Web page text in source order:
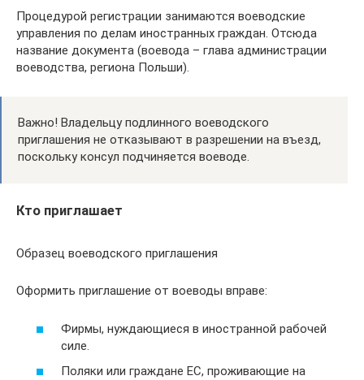
Процедурой регистрации занимаются воеводские
управления по делам иностранных граждан. Отсюда
название документа (воевода – глава администрации
воеводства, региона Польши).
Важно! Владельцу подлинного воеводского
приглашения не отказывают в разрешении на въезд,
поскольку консул подчиняется воеводе.
Кто приглашает
Образец воеводского приглашения
Оформить приглашение от воеводы вправе:
Фирмы, нуждающиеся в иностранной рабочей
силе.
Поляки или граждане ЕС, проживающие на